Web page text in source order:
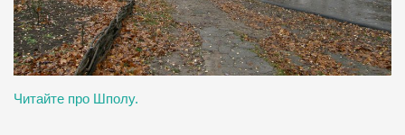
Читайте про Шполу.